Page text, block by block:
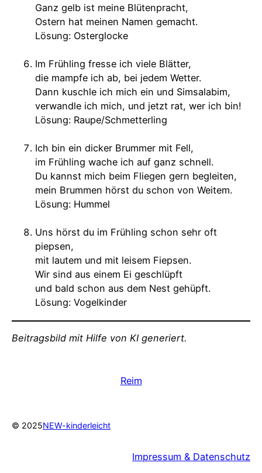
Ganz gelb ist meine Blütenpracht,
Ostern hat meinen Namen gemacht.
Lösung: Osterglocke
Im Frühling fresse ich viele Blätter,
die mampfe ich ab, bei jedem Wetter.
Dann kuschle ich mich ein und Simsalabim,
verwandle ich mich, und jetzt rat, wer ich bin!
Lösung: Raupe/Schmetterling
Ich bin ein dicker Brummer mit Fell,
im Frühling wache ich auf ganz schnell.
Du kannst mich beim Fliegen gern begleiten,
mein Brummen hörst du schon von Weitem.
Lösung: Hummel
Uns hörst du im Frühling schon sehr oft
piepsen,
mit lautem und mit leisem Fiepsen.
Wir sind aus einem Ei geschlüpft
und bald schon aus dem Nest gehüpft.
Lösung: Vogelkinder
Beitragsbild mit Hilfe von KI generiert.
Reim
© 2025NEW-kinderleicht
Impressum & Datenschutz